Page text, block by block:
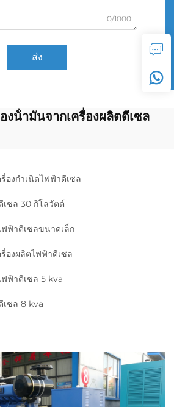
0/1000
ส่ง
งน้ํามันจากเครื่องผลิตดีเซล
องกำเนิดไฟฟ้าดีเซล
เซล 30 กิโลวัตต์
ฟฟ้าดีเซลขนาดเล็ก
องผลิตไฟฟ้าดีเซล
ฟฟ้าดีเซล 5 kva
เซล 8 kva